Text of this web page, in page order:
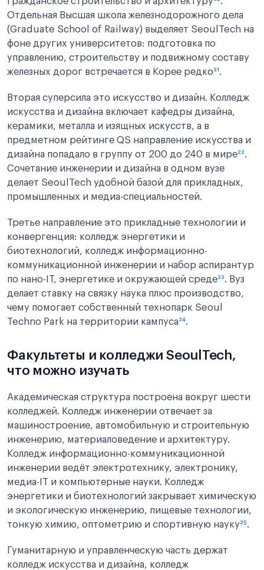
Отдельная Высшая школа железнодорожного дела
(Graduate School of Railway) выделяет SeoulTech на
фоне других университетов: подготовка по
управлению, строительству и подвижному составу
железных дорог встречается в Корее редко²¹.
Вторая суперсила это искусство и дизайн. Колледж
искусства и дизайна включает кафедры дизайна,
керамики, металла и изящных искусств, а в
предметном рейтинге QS направление искусства и
дизайна попадало в группу от 200 до 240 в мире²².
Сочетание инженерии и дизайна в одном вузе
делает SeoulTech удобной базой для прикладных,
промышленных и медиа-специальностей.
Третье направление это прикладные технологии и
конвергенция: колледж энергетики и
биотехнологий, колледж информационно-
коммуникационной инженерии и набор аспирантур
по нано-IT, энергетике и окружающей среде²³. Вуз
делает ставку на связку наука плюс производство,
чему помогает собственный технопарк Seoul
Techno Park на территории кампуса²⁴.
Факультеты и колледжи SeoulTech,
что можно изучать
Академическая структура построена вокруг шести
колледжей. Колледж инженерии отвечает за
машиностроение, автомобильную и строительную
инженерию, материаловедение и архитектуру.
Колледж информационно-коммуникационной
инженерии ведёт электротехнику, электронику,
медиа-IT и компьютерные науки. Колледж
энергетики и биотехнологий закрывает химическую
и экологическую инженерию, пищевые технологии,
тонкую химию, оптометрию и спортивную науку²⁵.
Гуманитарную и управленческую часть держат
колледж искусства и дизайна, колледж